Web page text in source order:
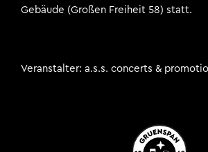
Gebäude (Großen Freiheit 58) statt.
Veranstalter a.s.s. concerts &